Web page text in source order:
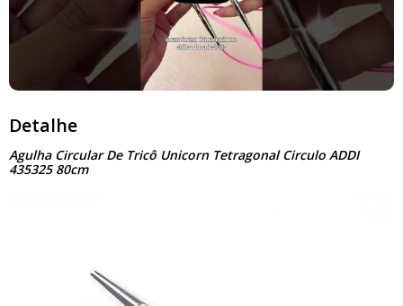
Detalhe
Agulha Circular De Tricô Unicorn Tetragonal Circulo ADDI
435325 80cm